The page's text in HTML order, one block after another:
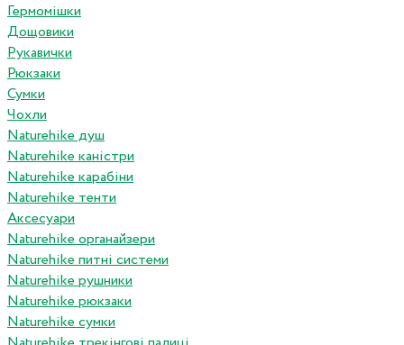
Гермомішки
Дощовики
Рукавички
Рюкзаки
Сумки
Чохли
Naturehike душ
Naturehike каністри
Naturehike карабіни
Naturehike тенти
Аксесуари
Naturehike органайзери
Naturehike питні системи
Naturehike рушники
Naturehike рюкзаки
Naturehike сумки